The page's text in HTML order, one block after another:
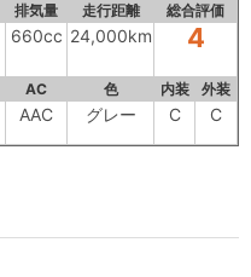
排気量 走行距離 総合評価
660cc 24,000km 4
AC 色 内装 外装
AAC グレー C C